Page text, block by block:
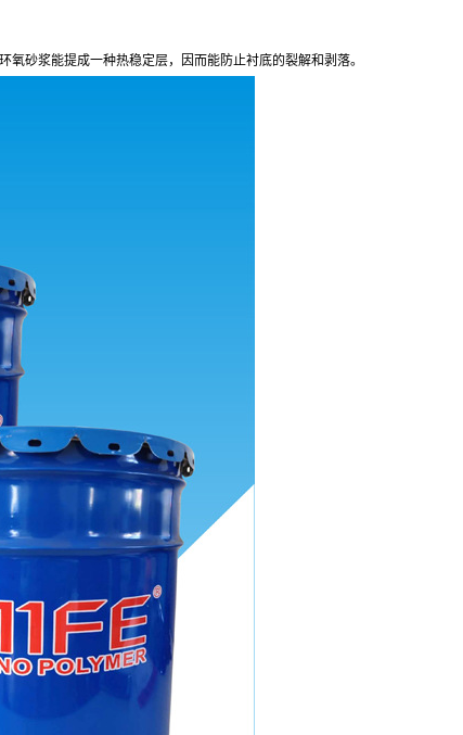
砂浆能提成一种热稳定层，因而能防止衬底的裂解和剥落。